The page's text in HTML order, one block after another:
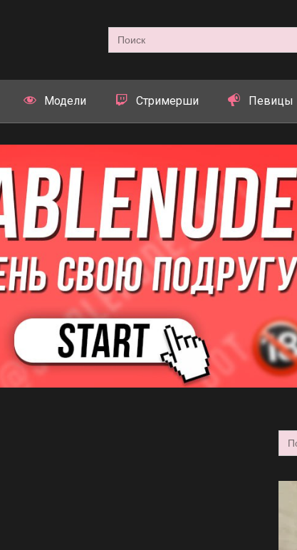
Search
for:
Модели Стримерши Певицы
for: